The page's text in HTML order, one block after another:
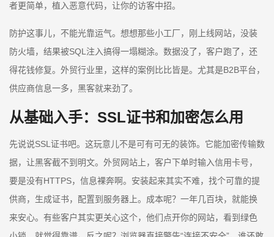
者更简单，植入恶意代码，让你的访客中招。
防护这事儿，不能光靠运气。想想那些小工厂，刚上线网站，没装
防火墙，结果被SQL注入搞得一塌糊涂。数据没了，客户跑了，还
得花钱修复。外贸行业里，这样的案例比比皆是。尤其是B2B平台，
供应商信息一多，黑客就来劲了。
从基础入手：SSL证书和加密怎么用
先说说SSL证书吧。这玩意儿不是可有可无的装饰。它能加密传输数
据，让黑客截不到明文。外贸网站上，客户下单时输入信用卡号，
要是没有HTTPS，信息裸奔啊。安装起来其实不难，找个可靠的提
供商，生成证书，配置到服务器上。成本呢？一年几百块，就能换
来安心。有些客户其实更关心这个，他们点开你的网站，看到绿色